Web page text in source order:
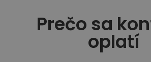
Prečo sa
oplatí